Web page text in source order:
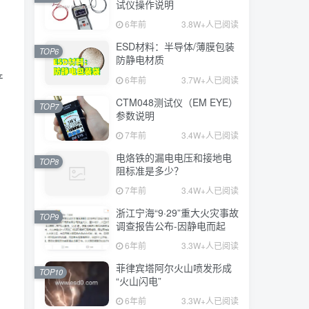
试仪操作说明
6年前 3.8W+人已阅读
ESD材料：半导体/薄膜包装
防静电材质
6年前 3.7W+人已阅读
TOP6
CTM048测试仪（EM EYE）
参数说明
7年前 3.4W+人已阅读
TOP7
电烙铁的漏电电压和接地电
阻标准是多少？
7年前 3.4W+人已阅读
TOP8
浙江宁海“9·29”重大火灾事故
调查报告公布-因静电而起
6年前 3.3W+人已阅读
TOP9
菲律宾塔阿尔火山喷发形成
“火山闪电”
6年前 3.3W+人已阅读
TOP10